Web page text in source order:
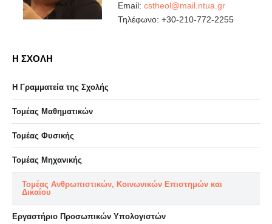
Email:
Τηλέφωνο: +30-210-772-2255
Η ΣΧΟΛΗ
Η Γραμματεία της Σχολής
Τομέας Μαθηματικών
Τομέας Φυσικής
Τομέας Μηχανικής
Τομέας Ανθρωπιστικών, Κοινωνικών Επιστημών και
Δικαίου
Eργαστήριo Προσωπικών Υπολογιστών